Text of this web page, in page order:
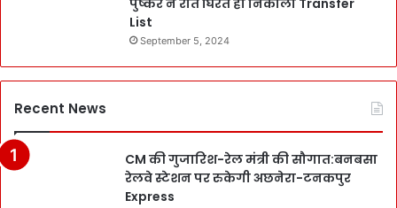
पुष्कर ने रात घिरते ही निकाली Transfer
List
September 5, 2024
Recent News
CM की गुजारिश-रेल मंत्री की सौगात:बनबसा
रेलवे स्टेशन पर रुकेगी अछनेरा-टनकपुर
Express